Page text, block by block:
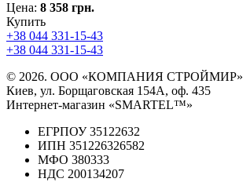
Цена: 8 358 грн.
Купить
+38 044 331-15-43
+38 044 331-15-43
© 2026. ООО «КОМПАНИЯ СТРОЙМИР»
Киев, ул. Борщаговская 154А, оф. 435
Интернет-магазин «SMARTEL™»
ЕГРПОУ 35122632
ИПН 351226326582
МФО 380333
НДС 200134207